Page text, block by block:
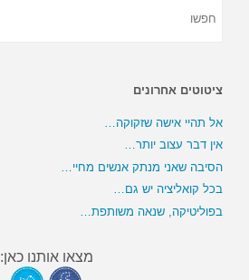
ציטוטים אחרונים
אל תהיי אישה שזקוקה…
אין דבר עצוב יותר…
הסיבה שאני מנתק אנשים מחיי…
בכל קואליציה יש גם…
בפוליטיקה, שנאה משותפת…
מצאו אותנו כאן: